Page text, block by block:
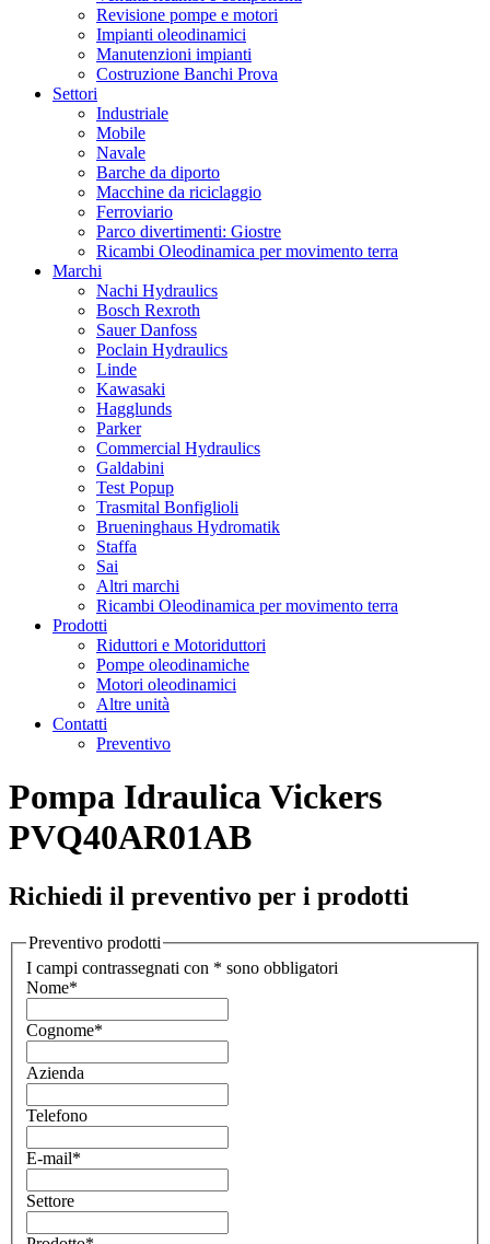
Revisione pompe e motori
Impianti oleodinamici
Manutenzioni impianti
Costruzione Banchi Prova
Settori
Industriale
Mobile
Navale
Barche da diporto
Macchine da riciclaggio
Ferroviario
Parco divertimenti: Giostre
Ricambi Oleodinamica per movimento terra
Marchi
Nachi Hydraulics
Bosch Rexroth
Sauer Danfoss
Poclain Hydraulics
Linde
Kawasaki
Hagglunds
Parker
Commercial Hydraulics
Galdabini
Test Popup
Trasmital Bonfiglioli
Brueninghaus Hydromatik
Staffa
Sai
Altri marchi
Ricambi Oleodinamica per movimento terra
Prodotti
Riduttori e Motoriduttori
Pompe oleodinamiche
Motori oleodinamici
Altre unità
Contatti
Preventivo
Pompa Idraulica Vickers
PVQ40AR01AB
Richiedi il preventivo per i prodotti
Preventivo prodotti
I campi contrassegnati con * sono obbligatori
Nome*
Cognome*
Azienda
Telefono
E-mail*
Settore